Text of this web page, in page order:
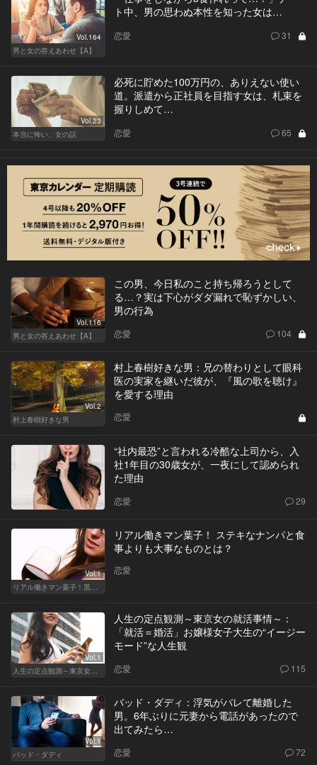
Vol.164
男と女の答えあわせ【A】
ト中、男の思わぬ本性を知った女は…
恋愛 31
Vol.23
本当に怖い、女の話
必死に貯めた100万円の、ありえない使い
道。派遣から正社員を目指す女は、札束を
握りしめて…
恋愛 65
Vol.116
男と女の答えあわせ【A】
この男、今日私のこと持ち帰ろうとして
る…？実は下心がダダ漏れで恥ずかしい、
男の行為
恋愛 104
Vol.2
村上春樹好きな男
村上春樹好きな男：兄の替わりとして眼科
医の実家を継いだ彼が、『風の歌を聴け』
を愛する理由
恋愛
“社内最恐”と言われる冷酷な上司から、入
社1年目の30歳女が、一夜にして認められ
た理由
恋愛 29
Vol.1
リアル働きマン葉子！黒革の編集手帳 written by 内埜さくら
リアル働きマン葉子！ ステキなナンパと食
事よりも大事なものとは？
恋愛
Vol.1
人生の定点観測～東京女の就活事情～
人生の定点観測～東京女の就活事情～：
「就活＝婚活」お嬢様女子大生の“イージー
モード”な人生観
恋愛 115
Vol.1
バッド・ダディ
バッド・ダディ：浮気がバレて離婚した
男。6年ぶりに元妻から電話があったので
出てみたら…
恋愛 72